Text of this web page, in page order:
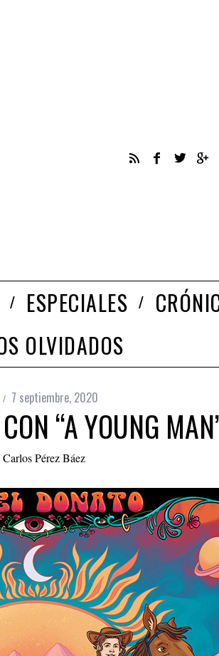
ESPECIALES
OLVIDADOS
7 septiembre, 2020
“A YOUNG
Carlos Pérez Báez